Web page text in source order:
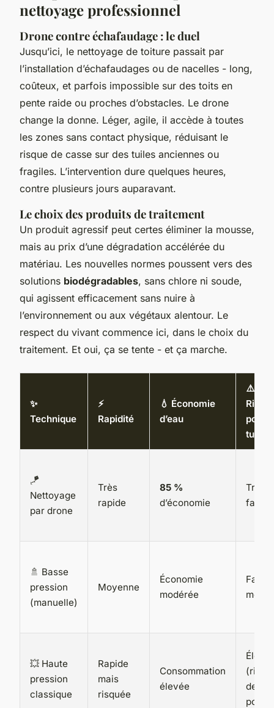
nettoyage professionnel
Drone contre échafaudage : le duel
Jusqu’ici, le nettoyage de toiture passait par
l’installation d’échafaudages ou de nacelles - long,
coûteux, et parfois impossible sur des toits en
pente raide ou proches d’obstacles. Le drone
change la donne. Léger, agile, il accède à toutes
les zones sans contact physique, réduisant le
risque de casse sur des tuiles anciennes ou
fragiles. L’intervention dure quelques heures,
contre plusieurs jours auparavant.
Le choix des produits de traitement
Un produit agressif peut certes éliminer la mousse,
mais au prix d’une dégradation accélérée du
matériau. Les nouvelles normes poussent vers des
solutions biodégradables, sans chlore ni soude,
qui agissent efficacement sans nuire à
l’environnement ou aux végétaux alentour. Le
respect du vivant commence ici, dans le choix du
traitement. Et oui, ça se tente - et ça marche.
✨
Technique
⚡
Rapidité
💧 Économie
d’eau
⚠️
pour
tuiles
🪁
Nettoyage
par drone
Très
rapide
85 %
d’économie
Très
faible
🚿 Basse
pression
(manuelle)
Moyenne
Économie
modérée
💥 Haute
pression
classique
Rapide
mais
risquée
Consommation
élevée
Élevé
de